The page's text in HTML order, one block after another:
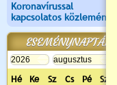
Koronavírussal
kapcsolatos közlemények
ESEMÉNYNAPTÁR
Hé Ke Sz Cs Pé Sz